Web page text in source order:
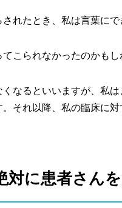
れたとき、私は言葉にで
こられなかったのかもし
なるといいますが、私は
それ以降、私の臨床に
対に患者さん